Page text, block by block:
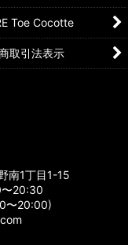
Toe Cocotte
取引法表示
南1丁目1-15
〜20:30
〜20:00)